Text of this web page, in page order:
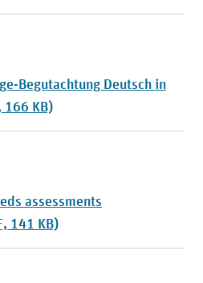
Begutachtung Deutsch in
166 KB)
assessments
141 KB)